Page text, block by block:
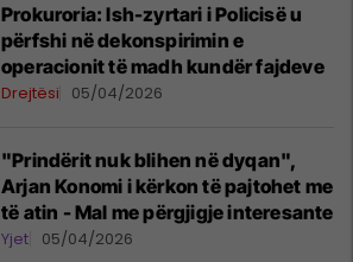
Prokuroria: Ish-zyrtari i Policisë u
përfshi në dekonspirimin e
operacionit të madh kundër fajdeve
Drejtësi 05/04/2026
"Prindërit nuk blihen në dyqan",
Arjan Konomi i kërkon të pajtohet me
të atin - Mal me përgjigje interesante
Yjet 05/04/2026